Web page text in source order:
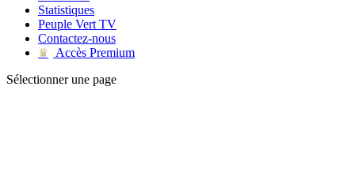
Statistiques
Peuple Vert TV
Contactez-nous
♛
Accès Premium
Sélectionner une page